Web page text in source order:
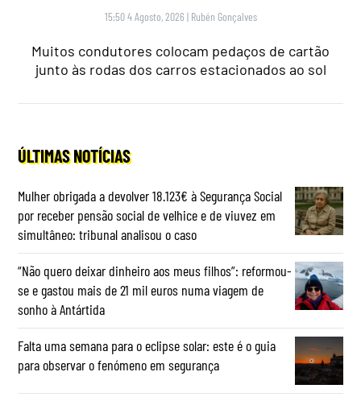
15:50 4 Agosto, 2026 | Rubén Gonçalves
Muitos condutores colocam pedaços de cartão
junto às rodas dos carros estacionados ao sol
ÚLTIMAS NOTÍCIAS
Mulher obrigada a devolver 18.123€ à Segurança Social
por receber pensão social de velhice e de viuvez em
simultâneo: tribunal analisou o caso
“Não quero deixar dinheiro aos meus filhos”: reformou-
se e gastou mais de 21 mil euros numa viagem de
sonho à Antártida
Falta uma semana para o eclipse solar: este é o guia
para observar o fenómeno em segurança